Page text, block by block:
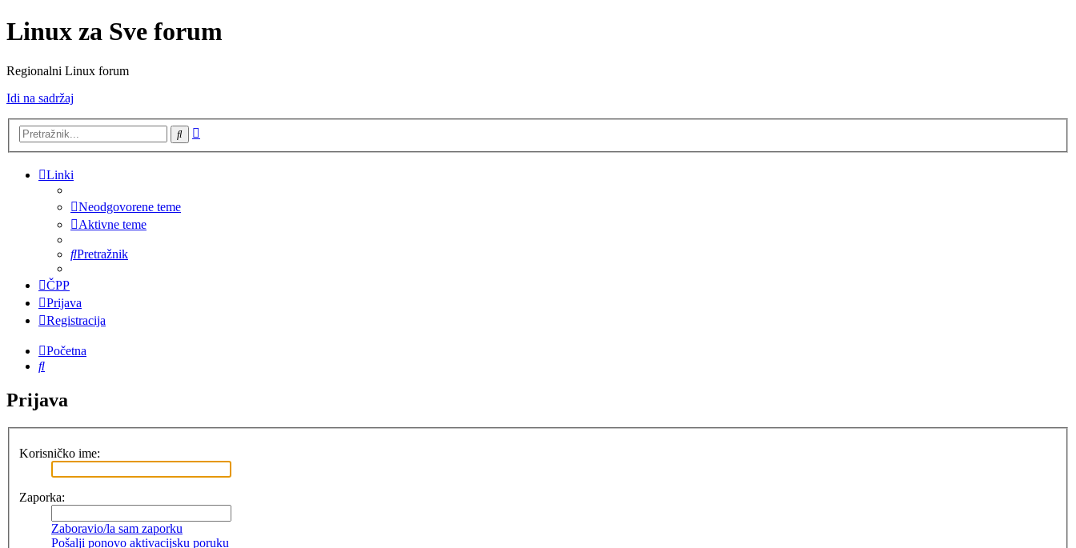
Linux za Sve forum
Regionalni Linux forum
Idi na sadržaj
Pretražnik
Linki
Neodgovorene teme
Aktivne teme
Pretražnik
ČPP
Prijava
Registracija
Početna
Pretražnik
Prijava
Korisničko ime:
Zaporka:
Zaboravio/la sam zaporku
Pošalji ponovo aktivacijsku poruku